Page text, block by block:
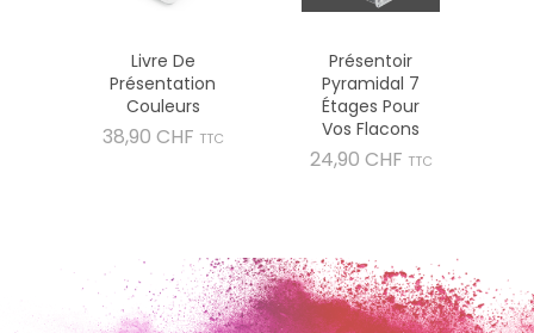
Livre De
Présentation
Couleurs
38,90 CHF Prix
TTC
Présentoir
Pyramidal 7
Étages Pour
Vos Flacons
24,90 CHF Prix
TTC